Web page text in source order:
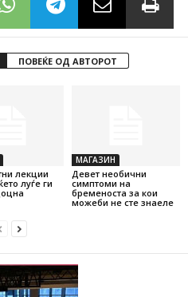
ПОВЕЌЕ ОД АВТОРОТ
лекции
луѓе ги
МАГАЗИН
Девет необични
симптоми на
бременоста за кои
можеби не сте знаеле